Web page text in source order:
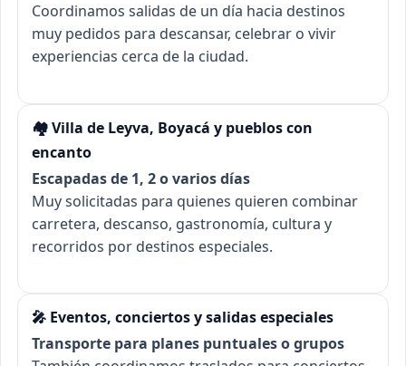
Coordinamos salidas de un día hacia destinos
muy pedidos para descansar, celebrar o vivir
experiencias cerca de la ciudad.
🏘️ Villa de Leyva, Boyacá y pueblos con
encanto
Escapadas de 1, 2 o varios días
Muy solicitadas para quienes quieren combinar
carretera, descanso, gastronomía, cultura y
recorridos por destinos especiales.
🎤 Eventos, conciertos y salidas especiales
Transporte para planes puntuales o grupos